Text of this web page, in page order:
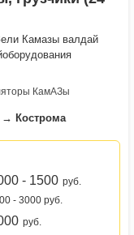
Камазы валдай
КамАЗы
Кострома
- 1500 руб.
- 3000 руб.
руб.